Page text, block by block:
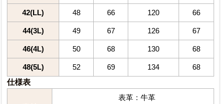
42(LL) 48 66 120 66
44(3L) 49 67 126 67
46(4L) 50 68 130 68
48(5L) 52 69 134 68
仕様表
表革：牛革